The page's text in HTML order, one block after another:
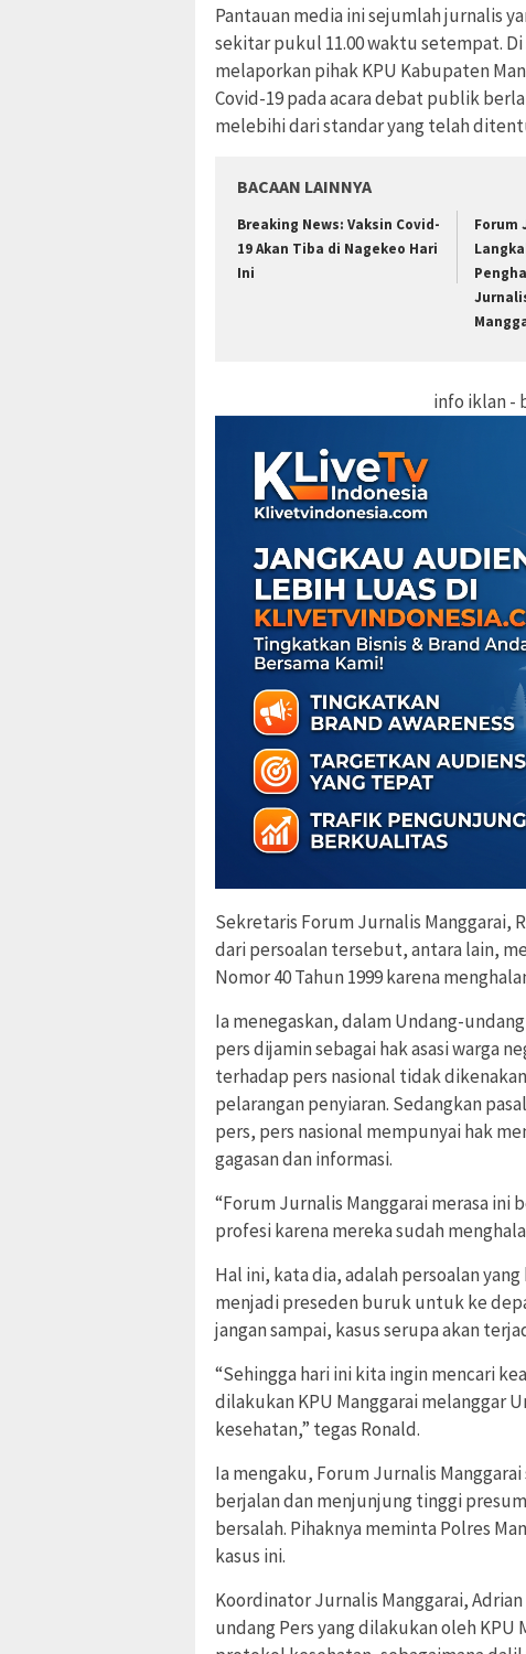
Pantauan media ini sejumlah jurnalis
sekitar pukul 11.00 waktu setempat.
melaporkan pihak KPU Kabupaten
Covid-19 pada acara debat publik
melebihi dari standar yang telah
BACAAN LAINNYA
Breaking News: Vaksin Covid-
19 Akan Tiba di Nagekeo Hari
Ini
Forum
info iklan -
Sekretaris Forum Jurnalis Manggarai,
dari persoalan tersebut, antara lain,
Nomor 40 Tahun 1999 karena
Ia menegaskan, dalam Undang-
pers dijamin sebagai hak asasi warga
terhadap pers nasional tidak
pelarangan penyiaran. Sedangkan
pers, pers nasional mempunyai hak
gagasan dan informasi.
“Forum Jurnalis Manggarai merasa
profesi karena mereka sudah
Hal ini, kata dia, adalah persoalan
menjadi preseden buruk untuk ke
jangan sampai, kasus serupa akan
“Sehingga hari ini kita ingin mencari
dilakukan KPU Manggarai melanggar
kesehatan,” tegas Ronald.
Ia mengaku, Forum Jurnalis
berjalan dan menjunjung tinggi
bersalah. Pihaknya meminta Polres
kasus ini.
Koordinator Jurnalis Manggarai,
undang Pers yang dilakukan oleh